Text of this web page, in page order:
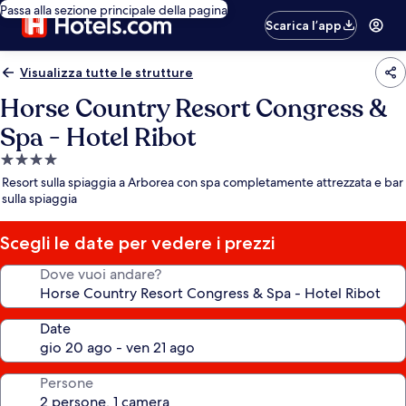
Passa alla sezione principale della pagina
Scarica l’app
Visualizza tutte le strutture
Horse Country Resort Congress &
Spa - Hotel Ribot
Struttura
a
4.0
stelle
Resort sulla spiaggia a Arborea con spa completamente attrezzata e bar
sulla spiaggia
Scegli le date per vedere i prezzi
Dove vuoi andare?
Date
Persone